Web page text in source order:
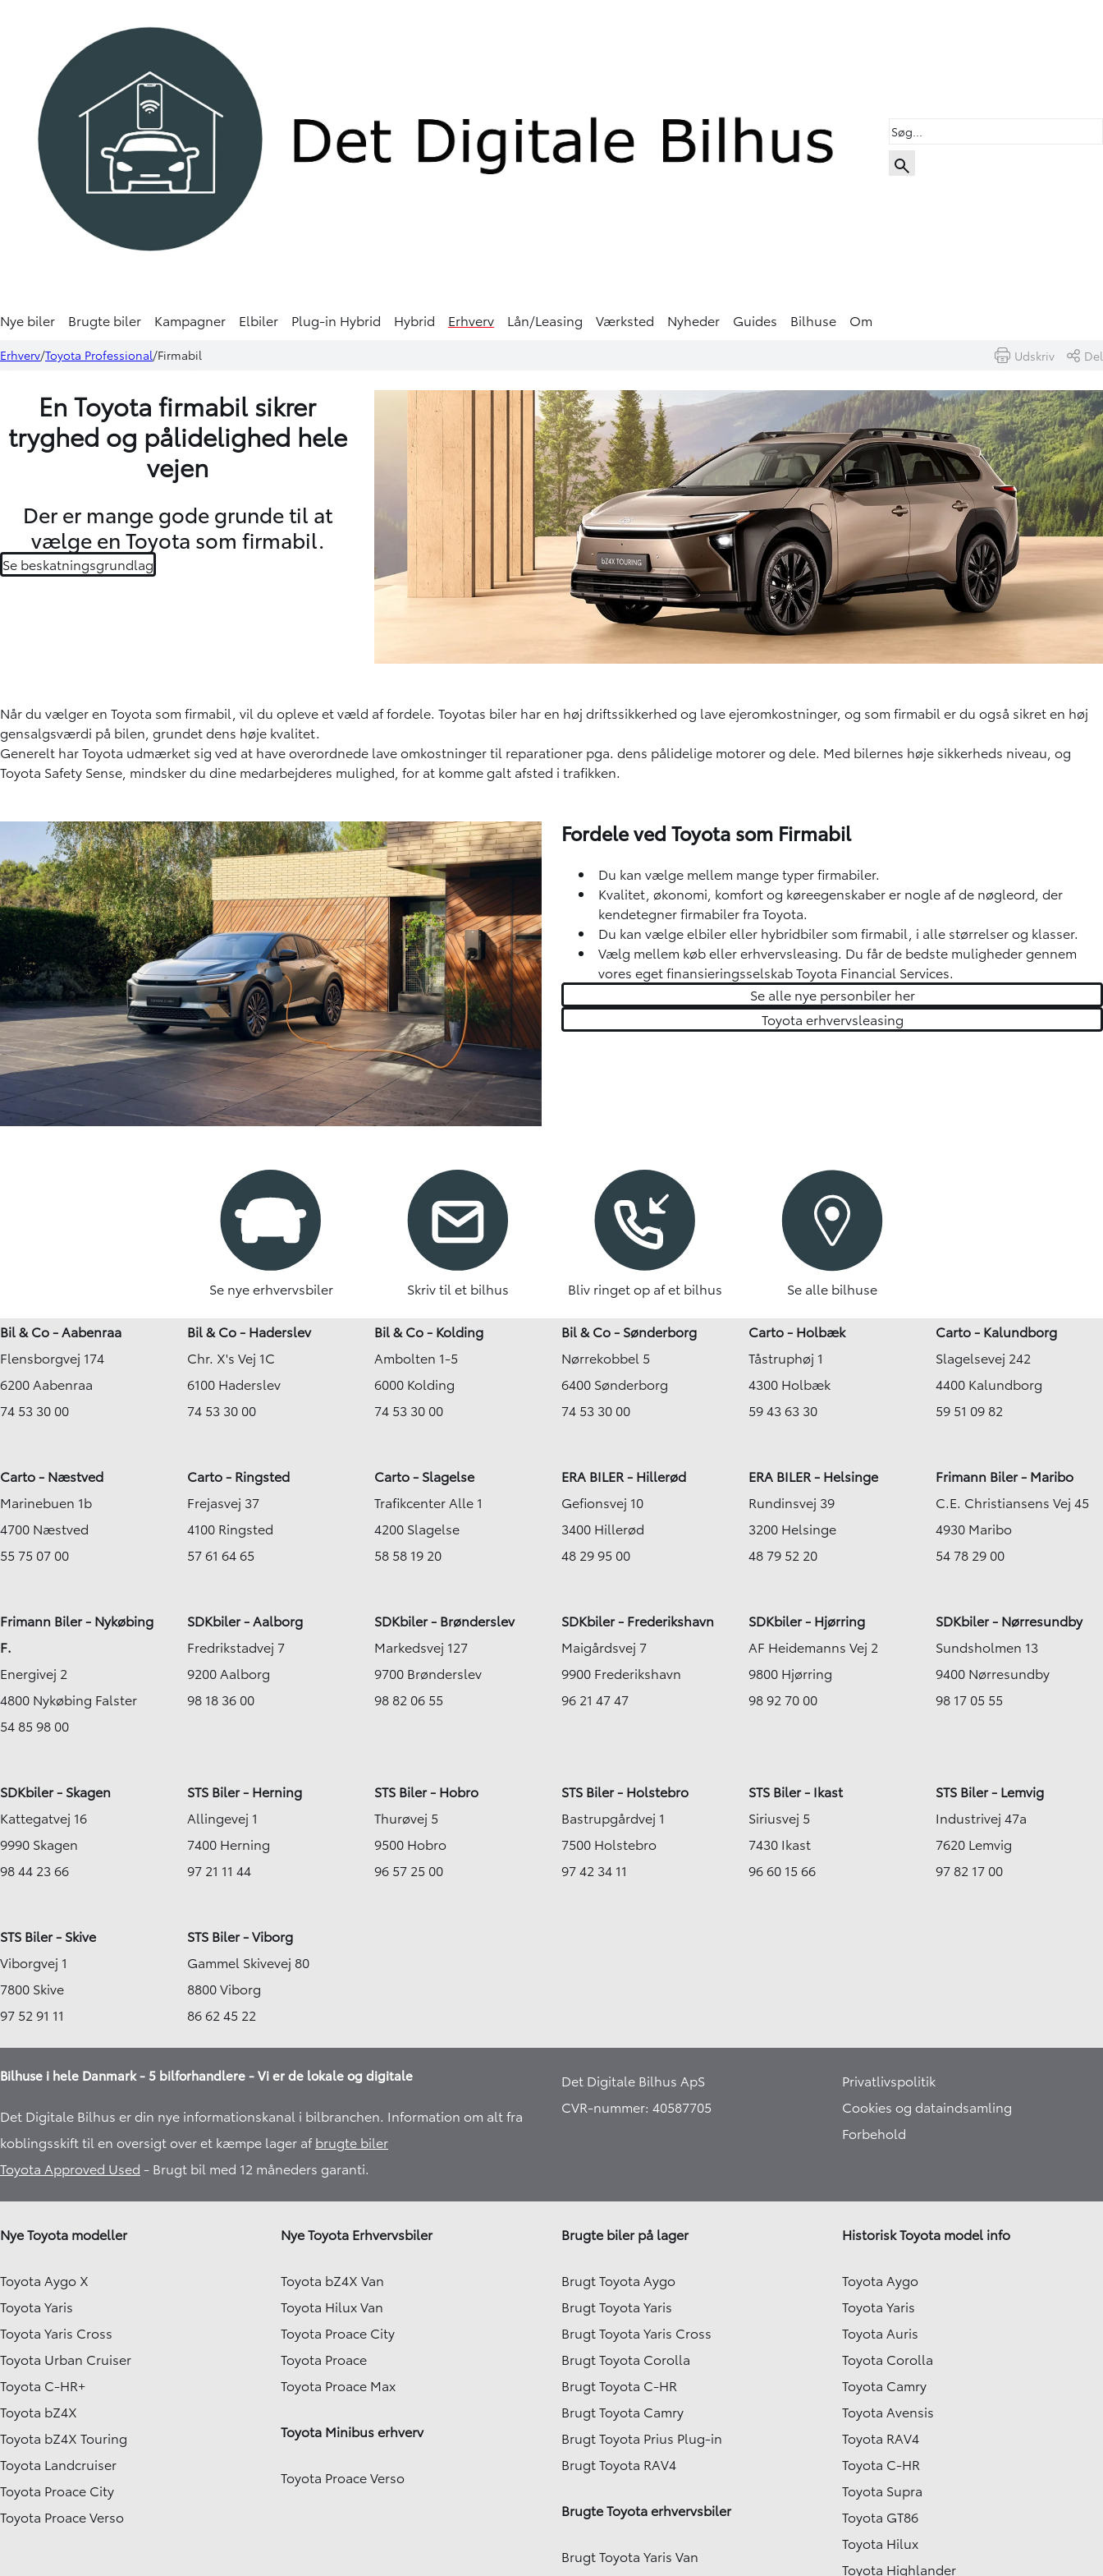
Nye biler Brugte biler Kampagner Elbiler Plug-in Hybrid Hybrid Erhverv Lån/Leasing Værksted Nyheder Guides Bilhuse Om
Erhverv Toyota Professional Firmabil Udskriv Del
En Toyota firmabil sikrer
tryghed og pålidelighed hele
vejen
Der er mange gode grunde til at
vælge en Toyota som firmabil.
Se beskatningsgrundlag
Når du vælger en Toyota som firmabil, vil du opleve et væld af fordele. Toyotas biler har en høj driftssikkerhed og lave ejeromkostninger, og som firmabil er du også sikret en høj
gensalgsværdi på bilen, grundet dens høje kvalitet.
Generelt har Toyota udmærket sig ved at have overordnede lave omkostninger til reparationer pga. dens pålidelige motorer og dele. Med bilernes høje sikkerheds niveau, og
Toyota Safety Sense, mindsker du dine medarbejderes mulighed, for at komme galt afsted i trafikken.
Fordele ved Toyota som Firmabil
Du kan vælge mellem mange typer firmabiler.
Kvalitet, økonomi, komfort og køreegenskaber er nogle af de nøgleord, der
kendetegner firmabiler fra Toyota.
Du kan vælge elbiler eller hybridbiler som firmabil, i alle størrelser og klasser.
Vælg mellem køb eller erhvervsleasing. Du får de bedste muligheder gennem
vores eget finansieringsselskab Toyota Financial Services.
Se alle nye personbiler her
Toyota erhvervsleasing
Se nye erhvervsbiler Skriv til et bilhus Bliv ringet op af et bilhus Se alle bilhuse
Bil & Co - Aabenraa
Flensborgvej 174
6200 Aabenraa
74 53 30 00
Bil & Co - Haderslev
Chr. X's Vej 1C
6100 Haderslev
74 53 30 00
Bil & Co - Kolding
Ambolten 1-5
6000 Kolding
74 53 30 00
Bil & Co - Sønderborg
Nørrekobbel 5
6400 Sønderborg
74 53 30 00
Carto - Holbæk
Tåstruphøj 1
4300 Holbæk
59 43 63 30
Carto - Kalundborg
Slagelsevej 242
4400 Kalundborg
59 51 09 82
Carto - Næstved
Marinebuen 1b
4700 Næstved
55 75 07 00
Carto - Ringsted
Frejasvej 37
4100 Ringsted
57 61 64 65
Carto - Slagelse
Trafikcenter Alle 1
4200 Slagelse
58 58 19 20
ERA BILER - Hillerød
Gefionsvej 10
3400 Hillerød
48 29 95 00
ERA BILER - Helsinge
Rundinsvej 39
3200 Helsinge
48 79 52 20
Frimann Biler - Maribo
C.E. Christiansens Vej 45
4930 Maribo
54 78 29 00
Frimann Biler - Nykøbing
F.
Energivej 2
4800 Nykøbing Falster
54 85 98 00
SDKbiler - Aalborg
Fredrikstadvej 7
9200 Aalborg
98 18 36 00
SDKbiler - Brønderslev
Markedsvej 127
9700 Brønderslev
98 82 06 55
SDKbiler - Frederikshavn
Maigårdsvej 7
9900 Frederikshavn
96 21 47 47
SDKbiler - Hjørring
AF Heidemanns Vej 2
9800 Hjørring
98 92 70 00
SDKbiler - Nørresundby
Sundsholmen 13
9400 Nørresundby
98 17 05 55
SDKbiler - Skagen
Kattegatvej 16
9990 Skagen
98 44 23 66
STS Biler - Herning
Allingevej 1
7400 Herning
97 21 11 44
STS Biler - Hobro
Thurøvej 5
9500 Hobro
96 57 25 00
STS Biler - Holstebro
Bastrupgårdvej 1
7500 Holstebro
97 42 34 11
STS Biler - Ikast
Siriusvej 5
7430 Ikast
96 60 15 66
STS Biler - Lemvig
Industrivej 47a
7620 Lemvig
97 82 17 00
STS Biler - Skive
Viborgvej 1
7800 Skive
97 52 91 11
STS Biler - Viborg
Gammel Skivevej 80
8800 Viborg
86 62 45 22
Bilhuse i hele Danmark - 5 bilforhandlere - Vi er de lokale og digitale
Det Digitale Bilhus er din nye informationskanal i bilbranchen. Information om alt fra
koblingsskift til en oversigt over et kæmpe lager afbrugte biler
Toyota Approved Used - Brugt bil med 12 måneders garanti.​
Det Digitale Bilhus ApS
CVR-nummer: 40587705
Privatlivspolitik
Cookies og dataindsamling
Forbehold
Nye Toyota modeller
Toyota Aygo X
Toyota Yaris
Toyota Yaris Cross
Toyota Urban Cruiser
Toyota C-HR+
Toyota bZ4X
Toyota bZ4X Touring
Toyota Landcruiser
Toyota Proace City
Toyota Proace Verso
Nye Toyota Erhvervsbiler
Toyota bZ4X Van
Toyota Hilux Van
Toyota Proace City
Toyota Proace
Toyota Proace Max
Toyota Minibus erhverv
Toyota Proace Verso
Brugte biler på lager
Brugt Toyota Aygo
Brugt Toyota Yaris
Brugt Toyota Yaris Cross
Brugt Toyota Corolla
Brugt Toyota C-HR
Brugt Toyota Camry
Brugt Toyota Prius Plug-in
Brugt Toyota RAV4
Brugte Toyota erhvervsbiler
Brugt Toyota Yaris Van
Historisk Toyota model info
Toyota Aygo
Toyota Yaris
Toyota Auris
Toyota Corolla
Toyota Camry
Toyota Avensis
Toyota RAV4
Toyota C-HR
Toyota Supra
Toyota GT86
Toyota Hilux
Toyota Highlander